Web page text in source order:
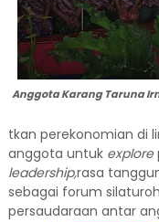
Anggota Karang Taruna
tkan perekonomian di
anggota untuk explore
leadership,rasa
sebagai forum
persaudaraan antar